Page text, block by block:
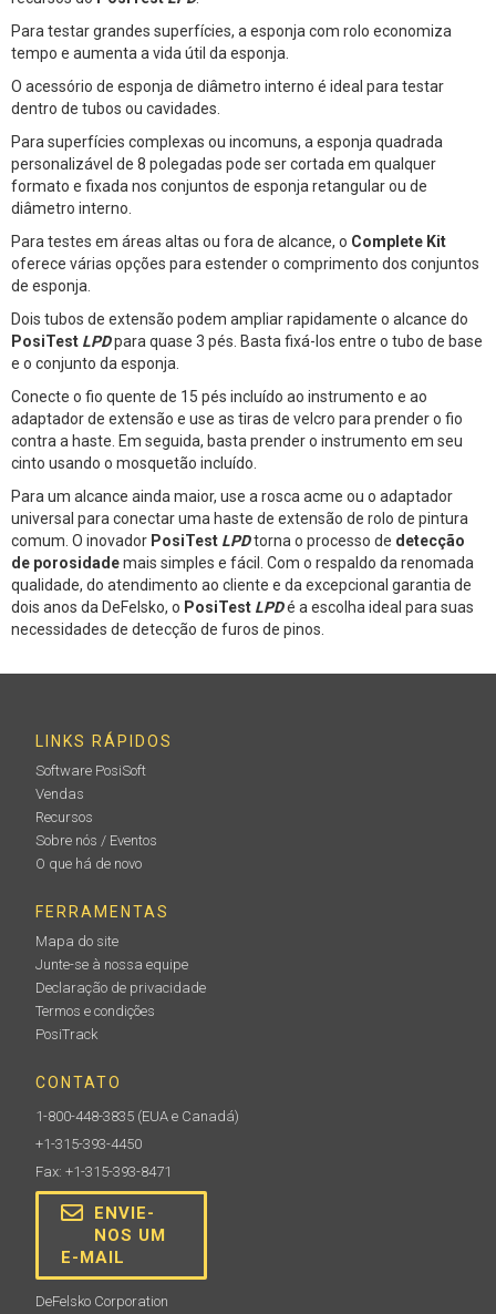
Para testar grandes superfícies, a esponja com rolo economiza
tempo e aumenta a vida útil da esponja.
O acessório de esponja de diâmetro interno é ideal para testar
dentro de tubos ou cavidades.
Para superfícies complexas ou incomuns, a esponja quadrada
personalizável de 8 polegadas pode ser cortada em qualquer
formato e fixada nos conjuntos de esponja retangular ou de
diâmetro interno.
Para testes em áreas altas ou fora de alcance, o Complete Kit
oferece várias opções para estender o comprimento dos conjuntos
de esponja.
Dois tubos de extensão podem ampliar rapidamente o alcance do
PosiTest LPDpara quase 3 pés. Basta fixá-los entre o tubo de base
e o conjunto da esponja.
Conecte o fio quente de 15 pés incluído ao instrumento e ao
adaptador de extensão e use as tiras de velcro para prender o fio
contra a haste. Em seguida, basta prender o instrumento em seu
cinto usando o mosquetão incluído.
Para um alcance ainda maior, use a rosca acme ou o adaptador
universal para conectar uma haste de extensão de rolo de pintura
comum. O inovador PosiTest LPDtorna o processo de detecção
de porosidademais simples e fácil. Com o respaldo da renomada
qualidade, do atendimento ao cliente e da excepcional garantia de
dois anos da DeFelsko, o PosiTest LPDé a escolha ideal para suas
necessidades de detecção de furos de pinos.
LINKS RÁPIDOS
Software PosiSoft
Vendas
Recursos
Sobre nós / Eventos
O que há de novo
FERRAMENTAS
Mapa do site
Junte-se à nossa equipe
Declaração de privacidade
Termos e condições
PosiTrack
CONTATO
1-800-448-3835 (EUA e Canadá)
+1-315-393-4450
Fax: +1-315-393-8471
ENVIE-
NOS UM
E-MAIL
DeFelsko Corporation